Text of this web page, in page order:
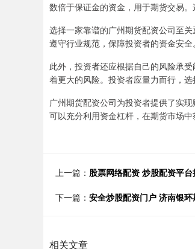
数倍于保证金的资金，用于期货交易。
选择一家靠谱的广州期货配资公司至
遵守行业规范，保障投资者的资金安全。
此外，投资者还应根据自己的风险承
着更大的风险。投资者应量力而行，
广州期货配资公司为投资者提供了实
可以充分利用资金杠杆，在期货市场中
上一篇： 股票网络配资 炒股配资平
下一篇： 安全炒股配资门户 济南银
相关文章